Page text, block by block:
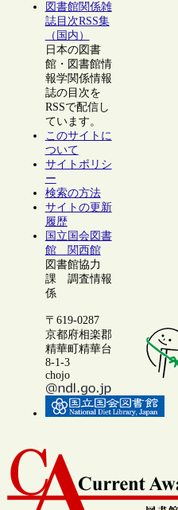
図書館関係雑
誌目次RSS集
（国内）
日本の図書
館・図書館情
報学関係情報
誌の目次を
RSSで配信し
ています。
このサイトに
ついて
サイトポリシ
ー
検索の方法
サイトの更新
履歴
国立国会図書
館 関西館
図書館協力
課 調査情報
係
〒619-0287
京都府相楽郡
精華町精華台
8-1-3
chojo